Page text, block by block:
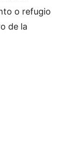
o refugio
de la